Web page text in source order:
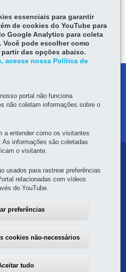
ESCRITURAÇÃO DIGITAL
essenciais para garantir
de cookies do YouTube para
Google Analytics para coleta
pode escolher como
das opções abaixo.
acesse nossa Política de
portal não funciona
não coletam informações sobre o
a entender como os visitantes
informações são coletadas
o visitante.
usados para rastrear preferências
relacionadas com vídeos
do YouTube.
preferências
cookies não-necessários
tudo